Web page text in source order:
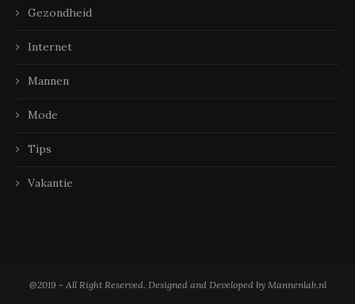
Gezondheid
Internet
Mannen
Mode
Tips
Vakantie
@2019 - All Right Reserved. Designed and Developed by Mannenlab.nl